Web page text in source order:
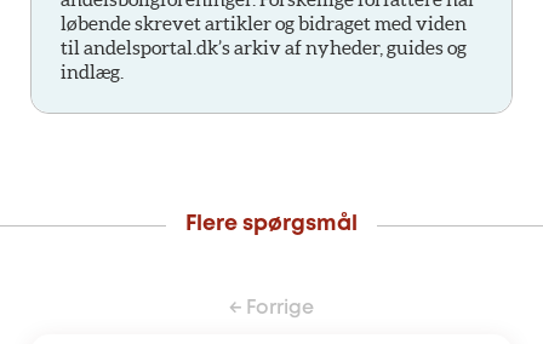
løbende skrevet artikler og bidraget med viden
til andelsportal.dk’s arkiv af nyheder, guides og
indlæg.
Flere spørgsmål
← Forrige